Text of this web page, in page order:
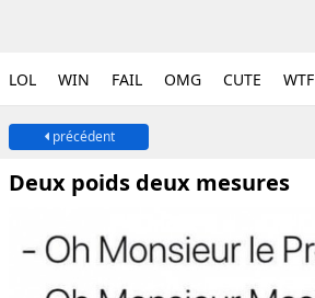
LOL WIN FAIL OMG CUTE WTF
précédent
Deux poids deux mesures